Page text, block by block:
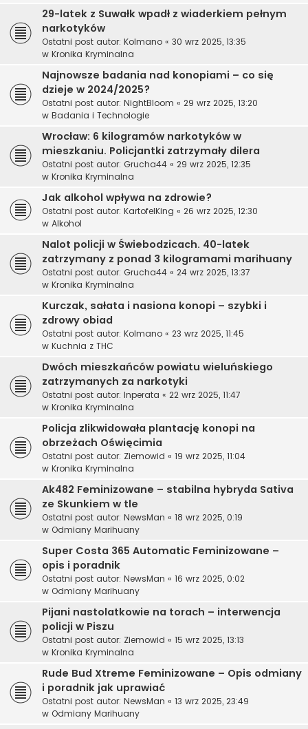
29-latek z Suwałk wpadł z wiaderkiem pełnym
narkotyków
Ostatni post autor: Kolmano « 30 wrz 2025, 13:35
w Kronika Kryminalna
Najnowsze badania nad konopiami – co się
dzieje w 2024/2025?
Ostatni post autor: NightBloom « 29 wrz 2025, 13:20
w Badania i Technologie
Wrocław: 6 kilogramów narkotyków w
mieszkaniu. Policjantki zatrzymały dilera
Ostatni post autor: Grucha44 « 29 wrz 2025, 12:35
w Kronika Kryminalna
Jak alkohol wpływa na zdrowie?
Ostatni post autor: KartofelKing « 26 wrz 2025, 12:30
w Alkohol
Nalot policji w Świebodzicach. 40-latek
zatrzymany z ponad 3 kilogramami marihuany
Ostatni post autor: Grucha44 « 24 wrz 2025, 13:37
w Kronika Kryminalna
Kurczak, sałata i nasiona konopi – szybki i
zdrowy obiad
Ostatni post autor: Kolmano « 23 wrz 2025, 11:45
w Kuchnia z THC
Dwóch mieszkańców powiatu wieluńskiego
zatrzymanych za narkotyki
Ostatni post autor: Inperata « 22 wrz 2025, 11:47
w Kronika Kryminalna
Policja zlikwidowała plantację konopi na
obrzeżach Oświęcimia
Ostatni post autor: Ziemowid « 19 wrz 2025, 11:04
w Kronika Kryminalna
Ak482 Feminizowane – stabilna hybryda Sativa
ze Skunkiem w tle
Ostatni post autor: NewsMan « 18 wrz 2025, 0:19
w Odmiany Marihuany
Super Costa 365 Automatic Feminizowane –
opis i poradnik
Ostatni post autor: NewsMan « 16 wrz 2025, 0:02
w Odmiany Marihuany
Pijani nastolatkowie na torach – interwencja
policji w Piszu
Ostatni post autor: Ziemowid « 15 wrz 2025, 13:13
w Kronika Kryminalna
Rude Bud Xtreme Feminizowane – Opis odmiany
i poradnik jak uprawiać
Ostatni post autor: NewsMan « 13 wrz 2025, 23:49
w Odmiany Marihuany